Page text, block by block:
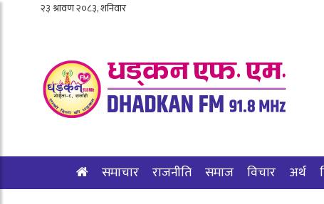
समाचार राजनीति समाज विचार अर्थ